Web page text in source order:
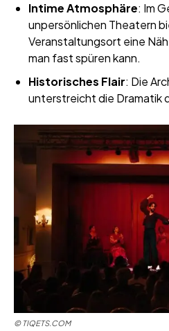
Intime Atmosphäre: Im
unpersönlichen Theatern
Veranstaltungsort eine
man fast spüren kann.
Historisches Flair: Die
unterstreicht die Dramatik
©TIQETS.COM